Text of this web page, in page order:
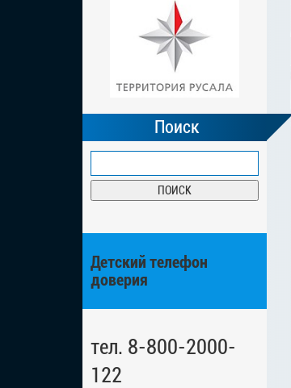
Поиск
Детский телефон
доверия
тел. 8-800-2000-
122